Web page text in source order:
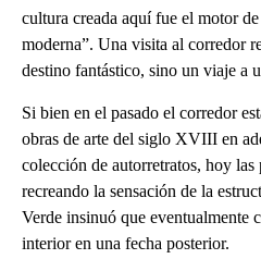
cultura creada aquí fue el motor
moderna”. Una visita al corredor
destino fantástico, sino un viaje a
Si bien en el pasado el corredor
obras de arte del siglo XVIII en
colección de autorretratos, hoy las
recreando la sensación de la
Verde insinuó que eventualmente
interior en una fecha posterior.